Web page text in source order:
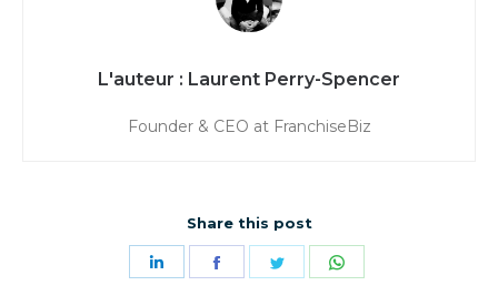
Laurent Perry-Spencer
Founder & CEO at FranchiseBiz
Share this post
PartagerPartagerPartager